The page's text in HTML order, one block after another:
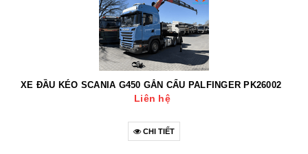
XE ĐẦU KÉO SCANIA G450 GẮN CẨU PALFINGER PK26002
Liên hệ
CHI TIẾT